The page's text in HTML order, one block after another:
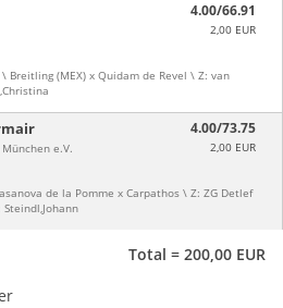
Breitling (MEX) x Quidam de Revel \ Z: van
4.00/66.91
2,00 EUR
de la Pomme x Carpathos \ Z: ZG Detlef
Steindl,Johann
e.V.
4.00/73.75
2,00 EUR
Total = 200,00 EUR